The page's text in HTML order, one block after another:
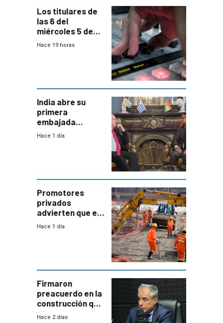
Los titulares de
las 6 del
miércoles 5 de
agosto de 2026
Hace 19 horas
India abre su
primera
embajada
residente en
enorme
potencial
Hace 1 día
Promotores
privados
advierten que el
nuevo convenio
a revisar
proyectos
Hace 1 día
Firmaron
preacuerdo en la
construcción que
comprende
Hace 2 días